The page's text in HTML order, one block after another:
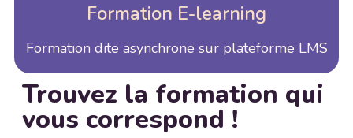
Formation E-learning
Formation dite asynchrone sur plateforme LMS
Trouvez la formation qui
vous correspond !